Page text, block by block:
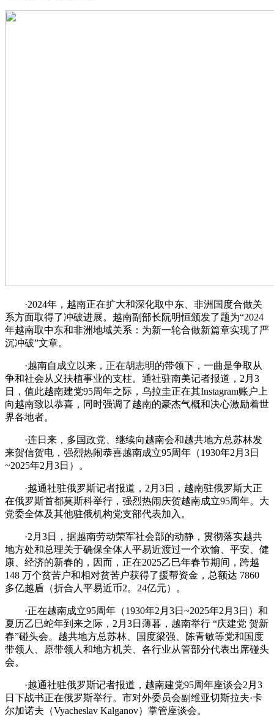
·2024年，越南正在扩大和深化取中东、非洲国度合做关
系方面取得了冲破进展。越南副部长阮明恒颁发了题为“2024
年越南取中东和非洲地域关系：为新一轮合做新篇章实现了严
沉冲破”文章。
·越南自成立以来，正在胡志明的带领下，一曲是争取从
争和社会从义扶植事业的支柱。通社驻南美记者报道，2月3
日，值此越南建党95周年之际，乌拉圭正在其Instagram账户上
向越南致以恭喜，同时强调了越南的豪杰气概和决心激励着世
界各地者。
·连日来，多国政党、继续向越南会和越共地方总苏林发
来贺信贺电，强烈热闹恭喜越南成立95周年（1930年2月3日
~2025年2月3日）。
·越通社驻俄罗斯记者报道，2月3日，越南驻俄罗斯大正
在俄罗斯首都莫斯科举行，强烈热闹庆贺越南成立95周年。大
党委全体及其他驻俄机构党支部代表加入。
·2月3日，据越南劳动荣军社会部的动静，贯彻落实越共
地方处和总理关于确保全体人平易近渡过一个欢愉、平安、健
康、经济的新春的，因而，正在2025乙巳年春节期间，跨越
148 万个贫苦户和相对贫苦户获得了援帮资金，总额达 7860
多亿越盾（折合人平易近币2。24亿元）。
·正在越南成立95周年（1930年2月3日~2025年2月3日）和
夏历乙巳蛇年到来之际，2月3日薄暮，越南举行 “庆建党 贺新
春”碰头会。越共地方总苏林、国度梁强、陈青敏等党和国度
带领人、原带领人和地方机关、各行业从管部分代表出席碰头
会。
·越通社驻俄罗斯记者报道，越南建党95周年座谈会2月3
日下战书正在俄罗斯举行。市对外委员会副维亚切斯拉夫·卡
尔加诺夫（Vyacheslav Kalganov）掌管座谈会。